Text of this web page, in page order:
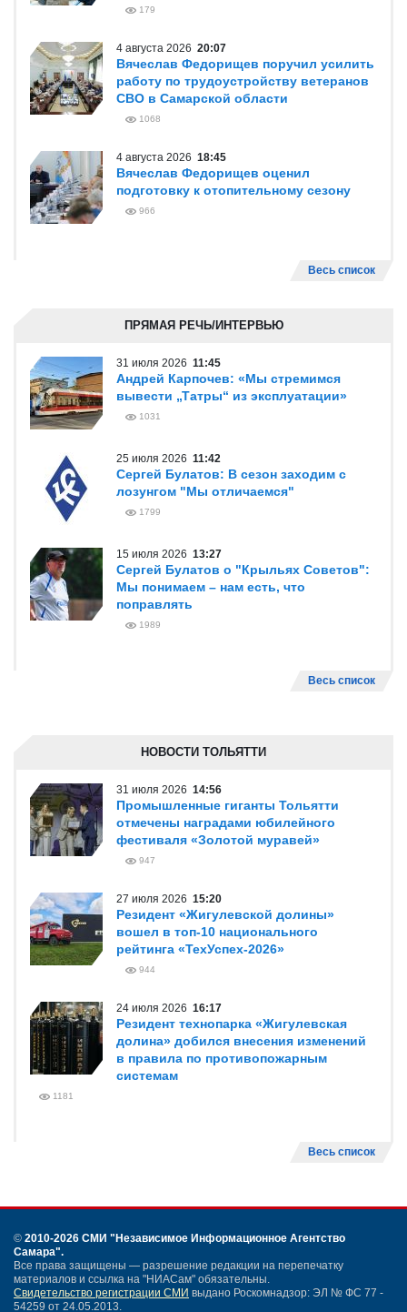
179
4 августа 2026 20:07
Вячеслав Федорищев поручил усилить
работу по трудоустройству ветеранов
СВО в Самарской области
1068
4 августа 2026 18:45
Вячеслав Федорищев оценил
подготовку к отопительному сезону
966
Весь список
ПРЯМАЯ РЕЧЬ/ИНТЕРВЬЮ
31 июля 2026 11:45
Андрей Карпочев: «Мы стремимся
вывести „Татры“ из эксплуатации»
1031
25 июля 2026 11:42
Сергей Булатов: В сезон заходим с
лозунгом "Мы отличаемся"
1799
15 июля 2026 13:27
Сергей Булатов о "Крыльях Советов":
Мы понимаем – нам есть, что
поправлять
1989
Весь список
НОВОСТИ ТОЛЬЯТТИ
31 июля 2026 14:56
Промышленные гиганты Тольятти
отмечены наградами юбилейного
фестиваля «Золотой муравей»
947
27 июля 2026 15:20
Резидент «Жигулевской долины»
вошел в топ-10 национального
рейтинга «ТехУспех-2026»
944
24 июля 2026 16:17
Резидент технопарка «Жигулевская
долина» добился внесения изменений
в правила по противопожарным
системам
1181
Весь список
© 2010-2026 СМИ "Независимое Информационное Агентство
Самара".
Все права защищены — разрешение редакции на перепечатку
материалов и ссылка на "НИАСам" обязательны.
Свидетельство регистрации СМИ выдано Роскомнадзор: ЭЛ № ФС 77 -
54259 от 24.05.2013.